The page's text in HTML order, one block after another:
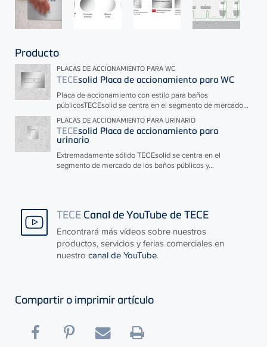
Producto
PLACAS DE ACCIONAMIENTO PARA WC
TECEsolid Placa de accionamiento para WC
Placa de accionamiento con estilo para baños
públicosTECEsolid se centra en el segmento de mercado...
PLACAS DE ACCIONAMIENTO PARA URINARIO
TECEsolid Placa de accionamiento para
urinario
Extremadamente sólidoTECEsolid se centra en el
segmento de mercado de los baños públicos y...
TECE Canal de YouTube de TECE
Encontrará más vídeos sobre nuestros
productos, servicios y ferias comerciales en
nuestro canal de YouTube.
Compartir o imprimir artículo